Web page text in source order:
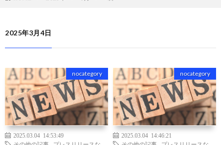
2025年3月4日
nocategory
2025.03.04 14:53:49
その他の記事
プレスリリースな
nocategory
2025.03.04 14:46:21
その他の記事
プレスリリースな